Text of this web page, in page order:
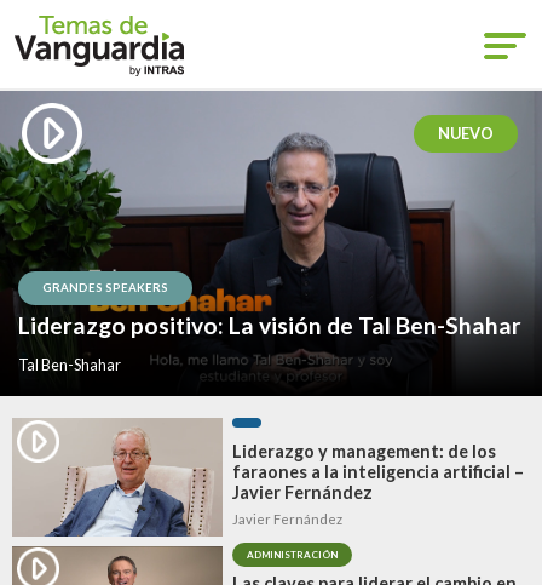
NUEVO
GRANDES SPEAKERS
Liderazgo positivo: La visión de Tal Ben-Shahar
Tal Ben-Shahar
Liderazgo y management: de los
faraones a la inteligencia artificial –
Javier Fernández
Javier Fernández
ADMINISTRACIÓN